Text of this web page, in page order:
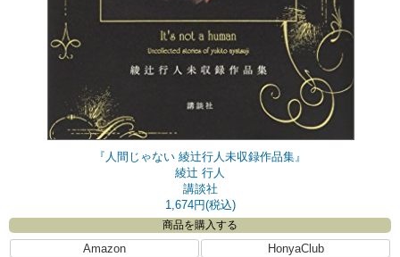
『人間じゃない 綾辻行人未収録作品集』
綾辻 行人
講談社
1,674円(税込)
商品を購入する
Amazon
HonyaClub